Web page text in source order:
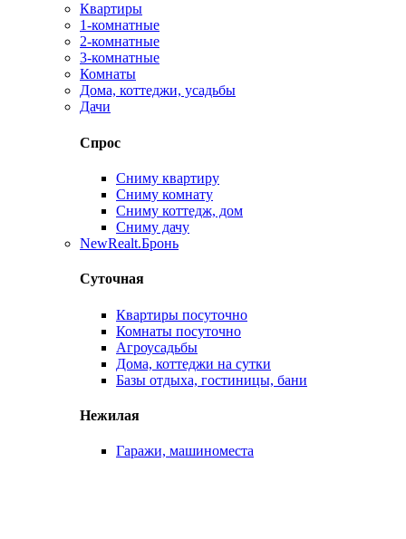
Квартиры
1-комнатные
2-комнатные
3-комнатные
Комнаты
Дома, коттеджи, усадьбы
Дачи
Спрос
Сниму квартиру
Сниму комнату
Сниму коттедж, дом
Сниму дачу
NewRealt.Бронь
Суточная
Квартиры посуточно
Комнаты посуточно
Агроусадьбы
Дома, коттеджи на сутки
Базы отдыха, гостиницы, бани
Нежилая
Гаражи, машиноместа